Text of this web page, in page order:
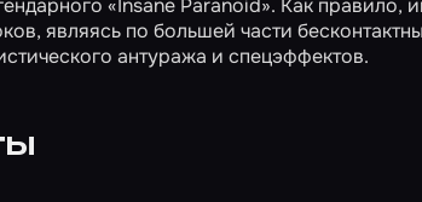
«Insane Paranoid». Как правило,
являясь по большей части
антуража и спецэффектов.